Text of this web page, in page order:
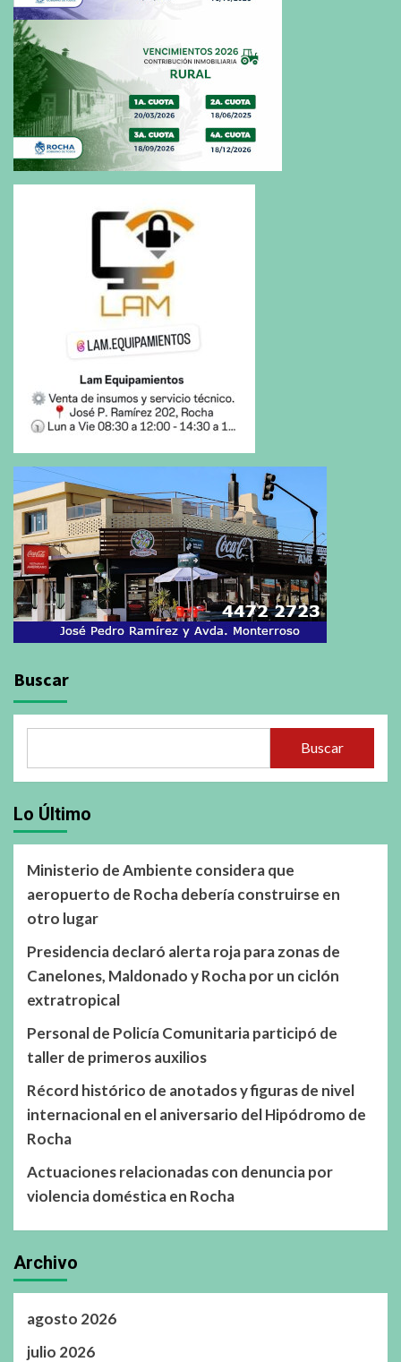
Buscar
Buscar
Lo Último
Ministerio de Ambiente considera que
aeropuerto de Rocha debería construirse en
otro lugar
Presidencia declaró alerta roja para zonas de
Canelones, Maldonado y Rocha por un ciclón
extratropical
Personal de Policía Comunitaria participó de
taller de primeros auxilios
Récord histórico de anotados y figuras de nivel
internacional en el aniversario del Hipódromo de
Rocha
Actuaciones relacionadas con denuncia por
violencia doméstica en Rocha
Archivo
agosto 2026
julio 2026